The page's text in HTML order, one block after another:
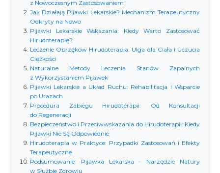
Pakiety
rehabilitacyjne
Bieżnia
Nieoperacyjne
leczenie zmian
zwyrodnieniowych
Denerwacja
stawu
skokowego
Operacja innych
deformacji
przodostopia
Rekonstrukcje
pourazowych
deformacji
z Nowoczesnym Zastosowaniem
Jak Działają Pijawki Lekarskie? Mechanizm Terapeutyczny
Odkryty na Nowo
Pijawki Lekarskie Wskazania: Kiedy Warto Zastosować
Hirudoterapię?
Leczenie Obrzęków Hirudoterapia: Ulga dla Ciała i Uczucia
Ciężkości
Naturalne Metody Leczenia Stanów Zapalnych
z Wykorzystaniem Pijawek
Pijawki Lekarskie a Układ Ruchu: Rehabilitacja i Wsparcie
po Urazach
Procedura Zabiegu Hirudoterapii: Od Konsultacji
do Regeneracji
Bezpieczeństwo i Przeciwwskazania do Hirudoterapii: Kiedy
Pijawki Nie Są Odpowiednie
Hirudoterapia w Praktyce: Przypadki Zastosowań i Efekty
Terapeutyczne
Podsumowanie: Pijawka Lekarska – Narzędzie Natury
w Służbie Zdrowiu